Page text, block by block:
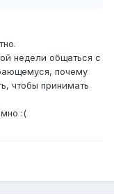
недели общаться с
почему
чтобы принимать
:(